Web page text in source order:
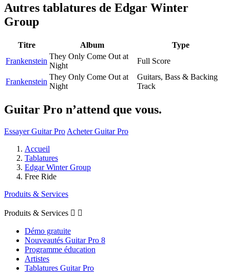
Autres tablatures de Edgar Winter
Group
Titre Album
Type
Frankenstein
They Only Come Out at
Night
Full Score
Frankenstein
They Only Come Out at
Night
Guitars, Bass & Backing
Track
Guitar Pro n’attend que vous.
Essayer Guitar Pro Acheter Guitar Pro
Accueil
Tablatures
Edgar Winter Group
Free Ride
Produits & Services
Produits & Services  
Démo gratuite
Nouveautés Guitar Pro 8
Programme éducation
Artistes
Tablatures Guitar Pro